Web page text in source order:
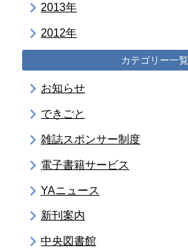
2013年
2012年
カテゴリー一覧
お知らせ
できごと
雑誌スポンサー制度
電子書籍サービス
YAニュース
新刊案内
中央図書館